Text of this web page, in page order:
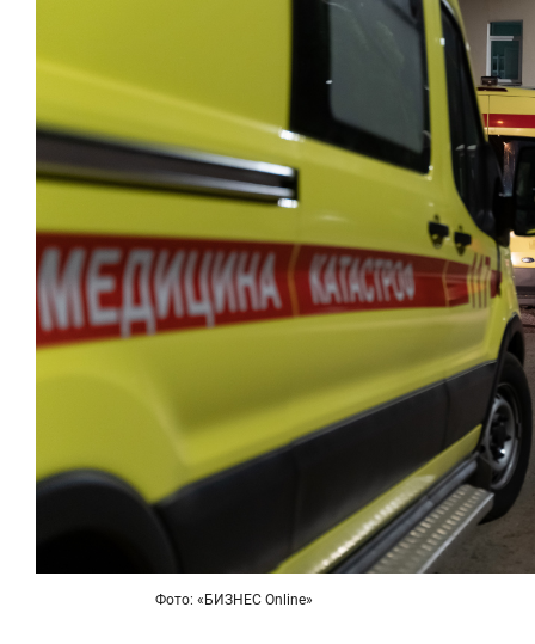
Фото: «БИЗНЕС Online»